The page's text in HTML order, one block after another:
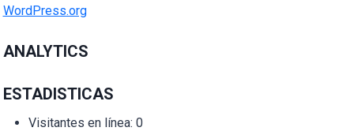
WordPress.org
ANALYTICS
ESTADISTICAS
Visitantes en línea: 0